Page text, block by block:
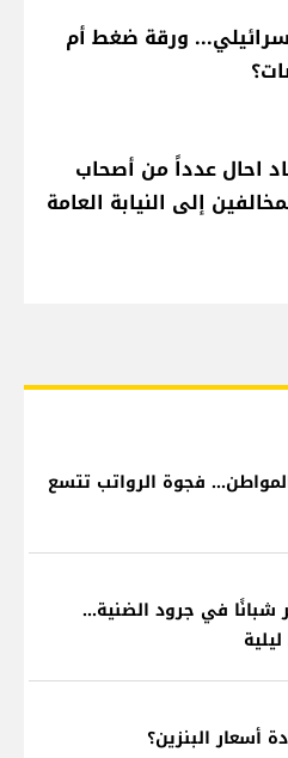
ورقة ضغط أم
احال عدداً من أصحاب
إلى النيابة العامة
فجوة الرواتب تتسع
شبانًا في جرود الضنية...
أسعار البنزين؟